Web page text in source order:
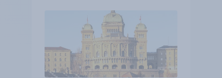
Zivildienstgesetz sinken